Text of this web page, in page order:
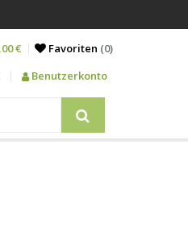
€ Favoriten (0)
Benutzerkonto